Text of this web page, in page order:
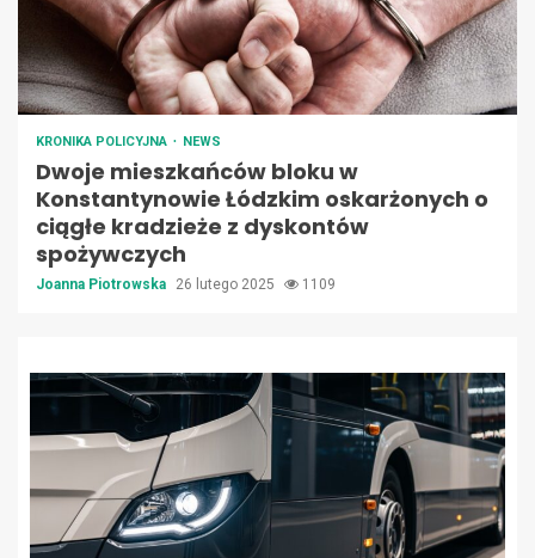
KRONIKA POLICYJNA NEWS
Dwoje mieszkańców bloku w
Konstantynowie Łódzkim oskarżonych o
ciągłe kradzieże z dyskontów
spożywczych
Joanna Piotrowska 26 lutego 2025 1109